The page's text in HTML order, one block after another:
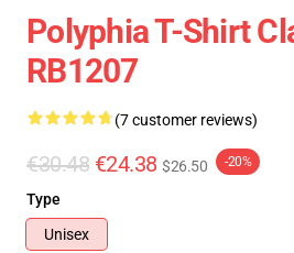
Polyphia T-Shirt
RB1207
(7 customer reviews)
€30.48 €24.38 $26.50 -20%
Type
Unisex